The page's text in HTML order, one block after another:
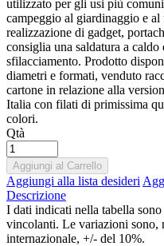
utilizzato per gli usi più
campeggio al giardinaggio e
realizzazione di gadget,
consiglia una saldatura a
sfilacciamento. Prodotto
diametri e formati, venduto
cartone in relazione alla
Italia con filati di primissima
colori.
Qtà
Aggiungi al Carrello
Aggiungi alla lista desideri
Descrizione
I dati indicati nella tabella
vincolanti. Le variazioni sono,
internazionale, +/- del 10%.